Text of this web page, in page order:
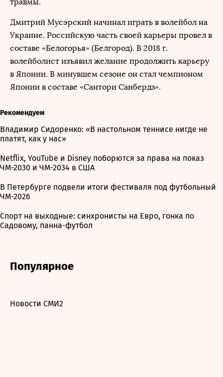
Дмитрий Мусэрский начинал играть в волейбол на
Украине. Российскую часть своей карьеры провел в
составе «Белогорья» (Белгород). В 2018 г.
волейболист изъявил желание продолжить карьеру
в Японии. В минувшем сезоне он стал чемпионом
Японии в составе «Сантори Санбердз».
Рекомендуем
Владимир Сидоренко: «В настольном теннисе нигде не
платят, как у нас»
Netflix, YouTube и Disney поборются за права на показ
ЧМ-2030 и ЧМ-2034 в США
В Петербурге подвели итоги фестиваля под футбольный
ЧМ-2026
Спорт на выходные: синхронисты на Евро, гонка по
Садовому, панна-футбол
Популярное
Новости СМИ2